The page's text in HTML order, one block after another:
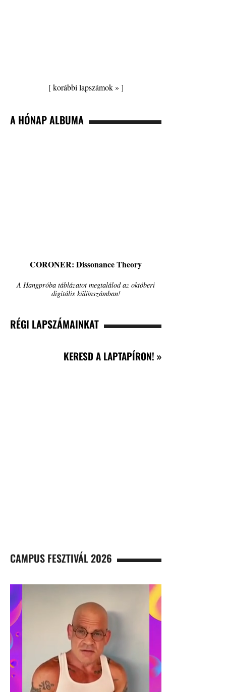
[korábbi lapszámok » ]
A HÓNAP ALBUMA
CORONER: Dissonance Theory
A Hangpróba táblázatot megtalálod az októberi
digitális különszámban!
RÉGI LAPSZÁMAINKAT
KERESD A LAPTAPÍRON! »
CAMPUS FESZTIVÁL 2026